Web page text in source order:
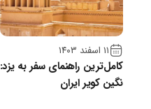
۱۱ اسفند ۱۴۰۳
کامل‌ترین راهنمای سفر به یزد:
نگین کویر ایران